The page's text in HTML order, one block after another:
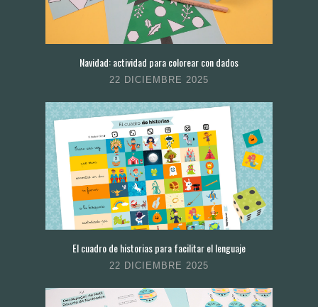
Navidad: actividad para colorear con dados
22 DICIEMBRE 2025
El cuadro de historias para facilitar el lenguaje
22 DICIEMBRE 2025